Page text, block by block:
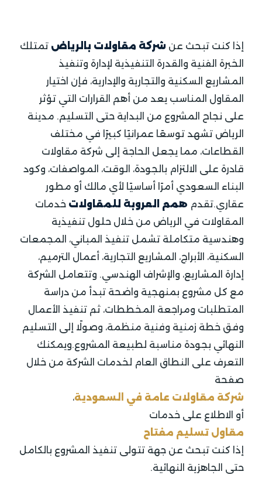
إذا كنت تبحث عن شركة مقاولات بالرياض تمتلك
الخبرة الفنية والقدرة التنفيذية لإدارة وتنفيذ
المشاريع السكنية والتجارية والإدارية، فإن اختيار
المقاول المناسب يعد من أهم القرارات التي تؤثر
على نجاح المشروع من البداية حتى التسليم. مدينة
الرياض تشهد توسعًا عمرانيًا كبيرًا في مختلف
القطاعات، مما يجعل الحاجة إلى شركة مقاولات
قادرة على الالتزام بالجودة، الوقت، المواصفات، وكود
البناء السعودي أمرًا أساسيًا لأي مالك أو مطور
عقاري.تقدم همم العروبة للمقاولات خدمات
المقاولات في الرياض من خلال حلول تنفيذية
وهندسية متكاملة تشمل تنفيذ المباني، المجمعات
السكنية، الأبراج، المشاريع التجارية، أعمال الترميم،
إدارة المشاريع، والإشراف الهندسي. وتتعامل الشركة
مع كل مشروع بمنهجية واضحة تبدأ من دراسة
المتطلبات ومراجعة المخططات، ثم تنفيذ الأعمال
وفق خطة زمنية وفنية منظمة، وصولًا إلى التسليم
النهائي بجودة مناسبة لطبيعة المشروع.ويمكنك
التعرف على النطاق العام لخدمات الشركة من خلال
صفحة
شركة مقاولات عامة في السعودية،
أو الاطلاع على خدمات
مقاول تسليم مفتاح
إذا كنت تبحث عن جهة تتولى تنفيذ المشروع بالكامل
حتى الجاهزية النهائية.